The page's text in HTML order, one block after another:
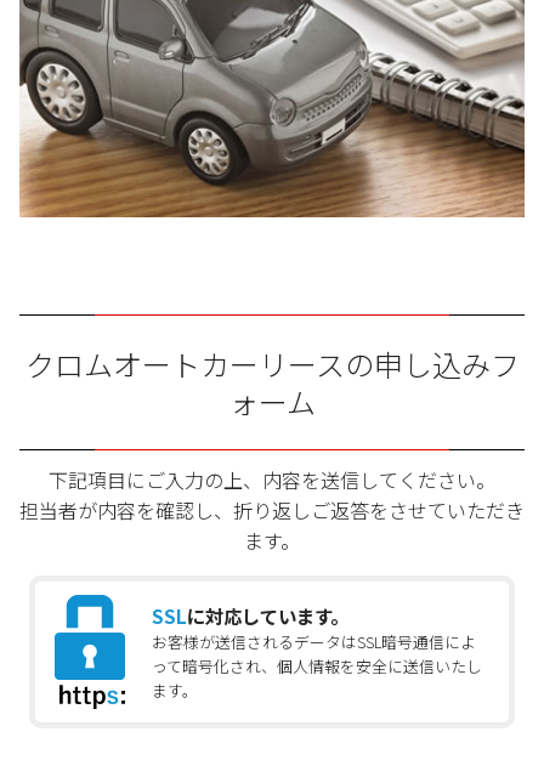
クロムオートカーリースの申し込みフ
ォーム
下記項目にご入力の上、内容を送信してください。
担当者が内容を確認し、折り返しご返答をさせていただき
ます。
SSLに対応しています。
お客様が送信されるデータはSSL暗号通信によ
って暗号化され、個人情報を安全に送信いたし
ます。